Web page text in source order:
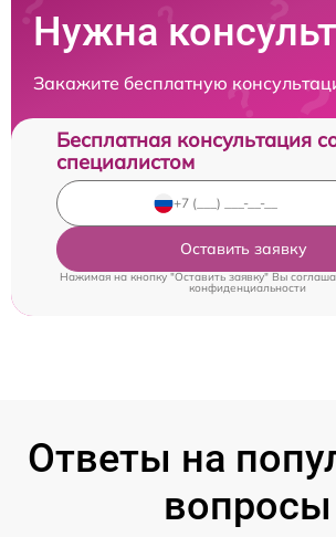
Нужна
Закажите бесплатную
Бесплатная консультация
специалистом
Оставить заявку
Нажимая на кнопку "Оставить заявку" Вы
конфиденциальности
Ответы на
вопросы